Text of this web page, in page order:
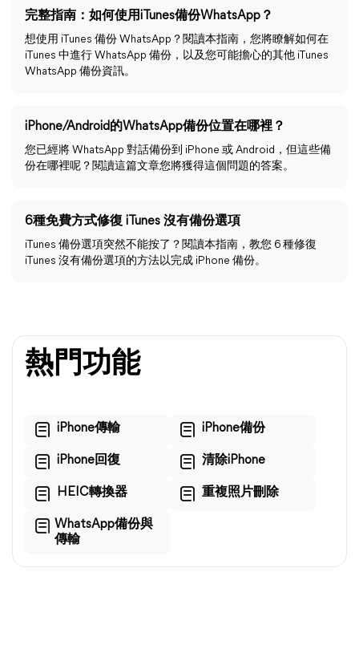
完整指南：如何使用iTunes備份WhatsApp？
想使用 iTunes 備份 WhatsApp？閱讀本指南，您將瞭解如何在
iTunes 中進行 WhatsApp 備份，以及您可能擔心的其他 iTunes
WhatsApp 備份資訊。
iPhone/Android的WhatsApp備份位置在哪裡？
您已經將 WhatsApp 對話備份到 iPhone 或 Android，但這些備
份在哪裡呢？閱讀這篇文章您將獲得這個問題的答案。
6種免費方式修復 iTunes 沒有備份選項
iTunes 備份選項突然不能按了？閱讀本指南，教您 6 種修復
iTunes 沒有備份選項的方法以完成 iPhone 備份。
熱門功能
iPhone傳輸 iPhone備份
iPhone回復 清除iPhone
HEIC轉換器 重複照片刪除
WhatsApp備份與
傳輸